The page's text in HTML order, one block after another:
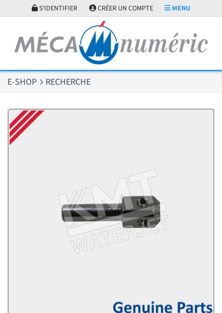
S'IDENTIFIER CRÉER UN COMPTE MENU
E-SHOP RECHERCHE
Panneau de gestion des cookies